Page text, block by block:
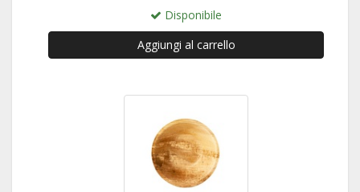
Disponibile
Aggiungi al carrello